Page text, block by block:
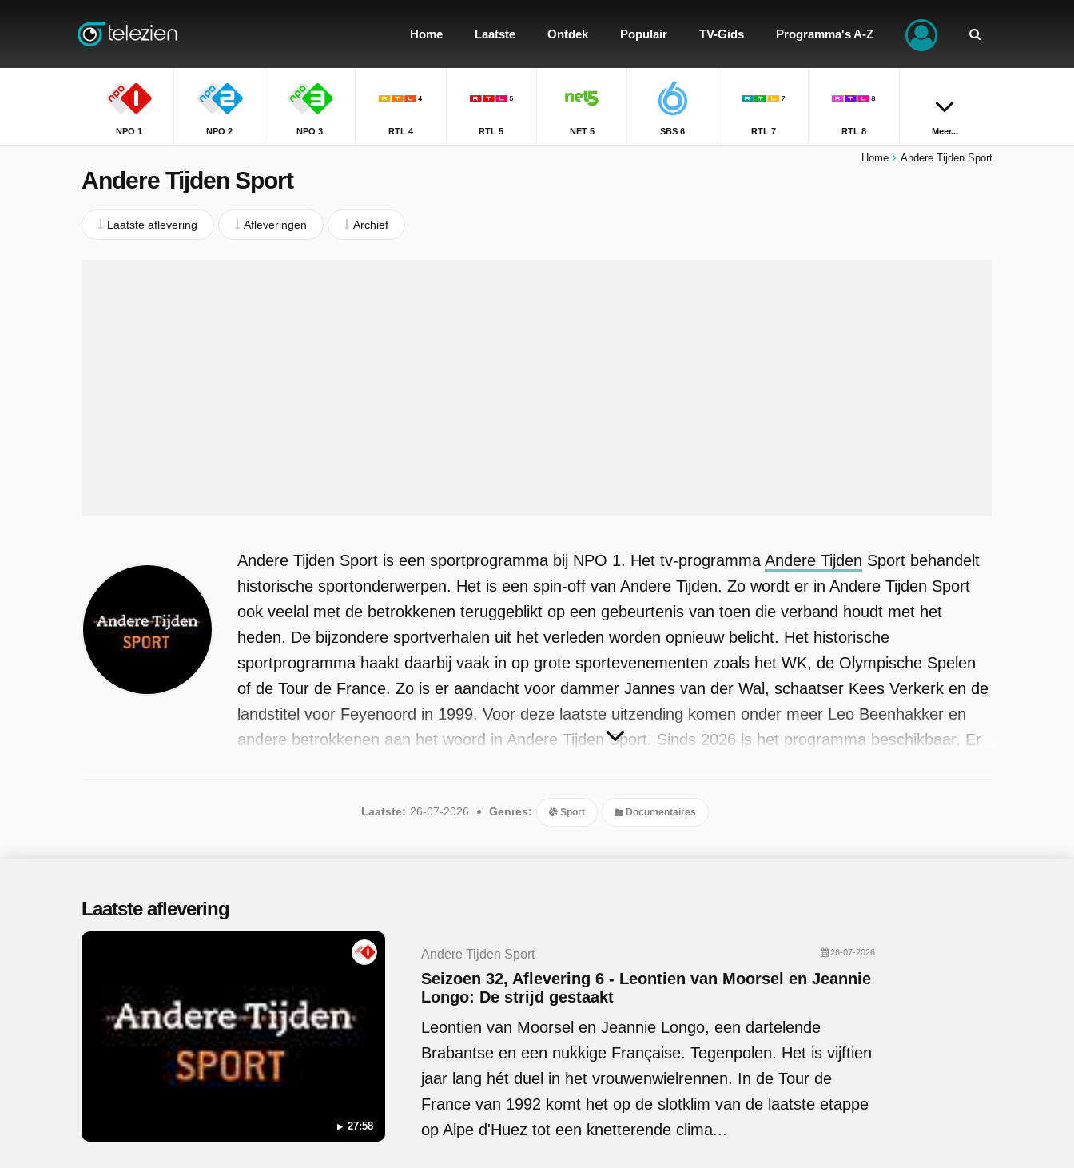
Home Laatste Ontdek Populair TV-Gids Programma's A-Z
NPO 1 NPO 2 NPO 3 RTL 4 RTL 5 NET 5 SBS 6 RTL 7 RTL 8 Meer...
Home Andere Tijden Sport
Andere Tijden Sport
Laatste aflevering Afleveringen Archief
Andere Tijden Sport is een sportprogramma bij NPO 1. Het tv-programma Andere Tijden Sport behandelt
historische sportonderwerpen. Het is een spin-off van Andere Tijden. Zo wordt er in Andere Tijden Sport
ook veelal met de betrokkenen teruggeblikt op een gebeurtenis van toen die verband houdt met het
heden. De bijzondere sportverhalen uit het verleden worden opnieuw belicht. Het historische
sportprogramma haakt daarbij vaak in op grote sportevenementen zoals het WK, de Olympische Spelen
of de Tour de France. Zo is er aandacht voor dammer Jannes van der Wal, schaatser Kees Verkerk en de
landstitel voor Feyenoord in 1999. Voor deze laatste uitzending komen onder meer Leo Beenhakker en
andere betrokkenen aan het woord in Andere Tijden Sport. Sinds 2026 is het programma beschikbaar. Er
Laatste: 26-07-2026 Genres: Sport Documentaires
Laatste aflevering
27:58
Andere Tijden Sport 26-07-2026
Seizoen 32, Aflevering 6 - Leontien van Moorsel en Jeannie
Longo: De strijd gestaakt
Leontien van Moorsel en Jeannie Longo, een dartelende
Brabantse en een nukkige Française. Tegenpolen. Het is vijftien
jaar lang hét duel in het vrouwenwielrennen. In de Tour de
France van 1992 komt het op de slotklim van de laatste etappe
op Alpe d'Huez tot een knetterende clima...